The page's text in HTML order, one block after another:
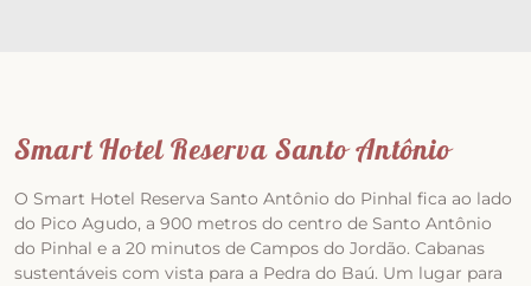
Smart Hotel Reserva Santo Antônio
O Smart Hotel Reserva Santo Antônio do Pinhal fica ao lado
do Pico Agudo, a 900 metros do centro de Santo Antônio
do Pinhal e a 20 minutos de Campos do Jordão. Cabanas
sustentáveis com vista para a Pedra do Baú. Um lugar para